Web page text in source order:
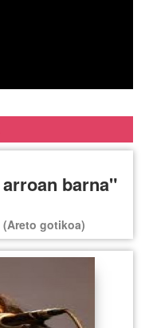
barna"
(Areto gotikoa)